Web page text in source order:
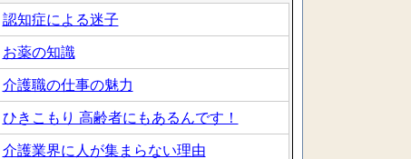
認知症による迷子
お薬の知識
介護職の仕事の魅力
ひきこもり 高齢者にもあるんです！
介護業界に人が集まらない理由